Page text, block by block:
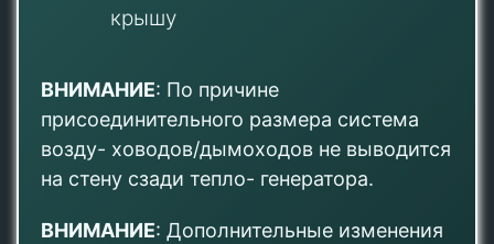
крышу
ВНИМАНИЕ: По причине
присоединительного размера система
возду- ховодов/дымоходов не выводится
на стену сзади тепло- генератора.
ВНИМАНИЕ: Дополнительные изменения